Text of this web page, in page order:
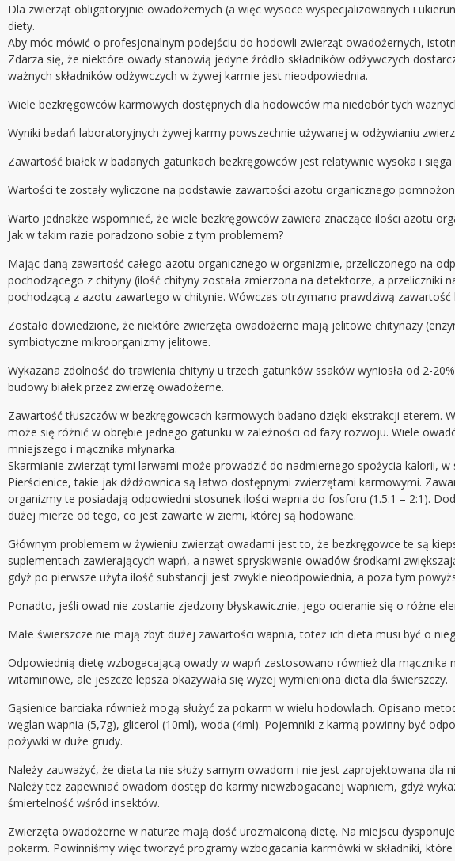
Dla zwierząt obligatoryjnie owadożernych (a więc wysoce wyspecjalizowanych i
diety.
Aby móc mówić o profesjonalnym podejściu do hodowli zwierząt owadożernych,
Zdarza się, że niektóre owady stanowią jedyne źródło składników odżywczych
ważnych składników odżywczych w żywej karmie jest nieodpowiednia.
Wiele bezkręgowców karmowych dostępnych dla hodowców ma niedobór tych
Wyniki badań laboratoryjnych żywej karmy powszechnie używanej w odżywianiu
Zawartość białek w badanych gatunkach bezkręgowców jest relatywnie wysoka i
Wartości te zostały wyliczone na podstawie zawartości azotu organicznego
Warto jednakże wspomnieć, że wiele bezkręgowców zawiera znaczące ilości azotu
Jak w takim razie poradzono sobie z tym problemem?
Mając daną zawartość całego azotu organicznego w organizmie, przeliczonego na
pochodzącego z chityny (ilość chityny została zmierzona na detektorze, a przeliczniki
pochodzącą z azotu zawartego w chitynie. Wówczas otrzymano prawdziwą zawartość
Zostało dowiedzione, że niektóre zwierzęta owadożerne mają jelitowe chitynazy
symbiotyczne mikroorganizmy jelitowe.
Wykazana zdolność do trawienia chityny u trzech gatunków ssaków wyniosła od 2-
budowy białek przez zwierzę owadożerne.
Zawartość tłuszczów w bezkręgowcach karmowych badano dzięki ekstrakcji eterem.
może się różnić w obrębie jednego gatunku w zależności od fazy rozwoju. Wiele
mniejszego i mącznika młynarka.
Skarmianie zwierząt tymi larwami może prowadzić do nadmiernego spożycia kalorii,
Pierścienice, takie jak dżdżownica są łatwo dostępnymi zwierzętami karmowymi.
organizmy te posiadają odpowiedni stosunek ilości wapnia do fosforu (1.5:1 – 2:1).
dużej mierze od tego, co jest zawarte w ziemi, której są hodowane.
Głównym problemem w żywieniu zwierząt owadami jest to, że bezkręgowce te są
suplementach zawierających wapń, a nawet spryskiwanie owadów środkami
gdyż po pierwsze użyta ilość substancji jest zwykle nieodpowiednia, a poza tym
Ponadto, jeśli owad nie zostanie zjedzony błyskawicznie, jego ocieranie się o różne
Małe świerszcze nie mają zbyt dużej zawartości wapnia, toteż ich dieta musi być o
Odpowiednią dietę wzbogacającą owady w wapń zastosowano również dla mącznika
witaminowe, ale jeszcze lepsza okazywała się wyżej wymieniona dieta dla świerszczy.
Gąsienice barciaka również mogą służyć za pokarm w wielu hodowlach. Opisano
węglan wapnia (5,7g), glicerol (10ml), woda (4ml). Pojemniki z karmą powinny być
pożywki w duże grudy.
Należy zauważyć, że dieta ta nie służy samym owadom i nie jest zaprojektowana
Należy też zapewniać owadom dostęp do karmy niewzbogacanej wapniem, gdyż
śmiertelność wśród insektów.
Zwierzęta owadożerne w naturze mają dość urozmaiconą dietę. Na miejscu
pokarm. Powinniśmy więc tworzyć programy wzbogacania karmówki w składniki,